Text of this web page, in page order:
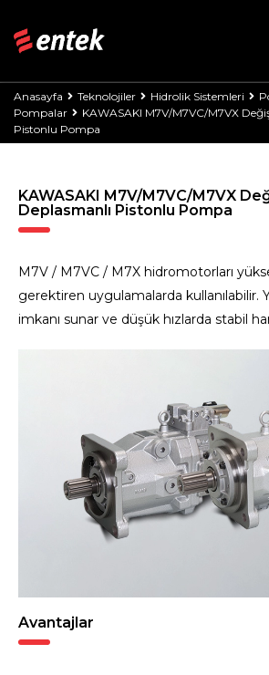
Anasayfa Teknolojiler Hidrolik Sistemleri
Pompalar
KAWASAKI M7V/M7VC/M7VX
Pistonlu Pompa
KAWASAKI M7V/M7VC/M7VX
Deplasmanlı Pistonlu Pompa
M7V / M7VC / M7X hidromotorları
gerektiren uygulamalarda kullanılabilir.
imkanı sunar ve düşük hızlarda stabil
Avantajlar